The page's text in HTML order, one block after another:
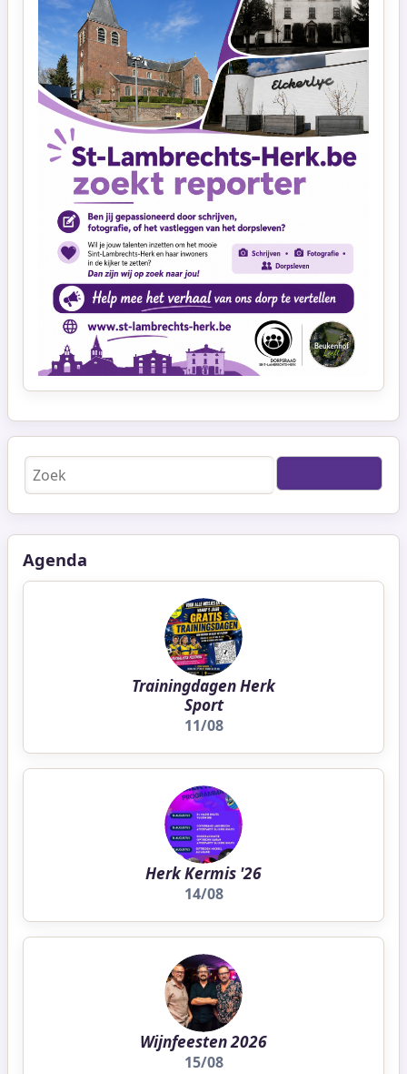
Zoeken
Agenda
Trainingdagen Herk
Sport
11/08
Herk Kermis '26
14/08
Wijnfeesten 2026
15/08